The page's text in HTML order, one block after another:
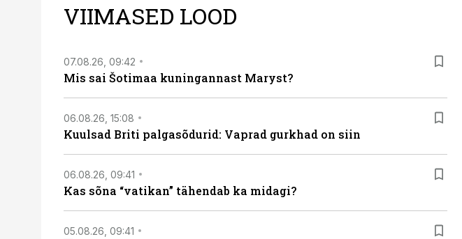
VIIMASED LOOD
07.08.26, 09:42
Mis sai Šotimaa kuningannast Maryst?
06.08.26, 15:08
Kuulsad Briti palgasõdurid: Vaprad gurkhad on siin
06.08.26, 09:41
Kas sõna “vatikan” tähendab ka midagi?
05.08.26, 09:41